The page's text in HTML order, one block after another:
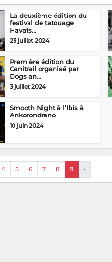
La deuxième édition du
festival de tatouage
Havats...
23 juillet 2024
Première édition du
Canitrail organisé par
Dogs an...
3 juillet 2024
Smooth Night à l’Ibis à
Ankorondrano
10 juin 2024
4 5 6 7 8 9 ›